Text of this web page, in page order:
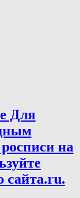
Для
на
сайта.ru.